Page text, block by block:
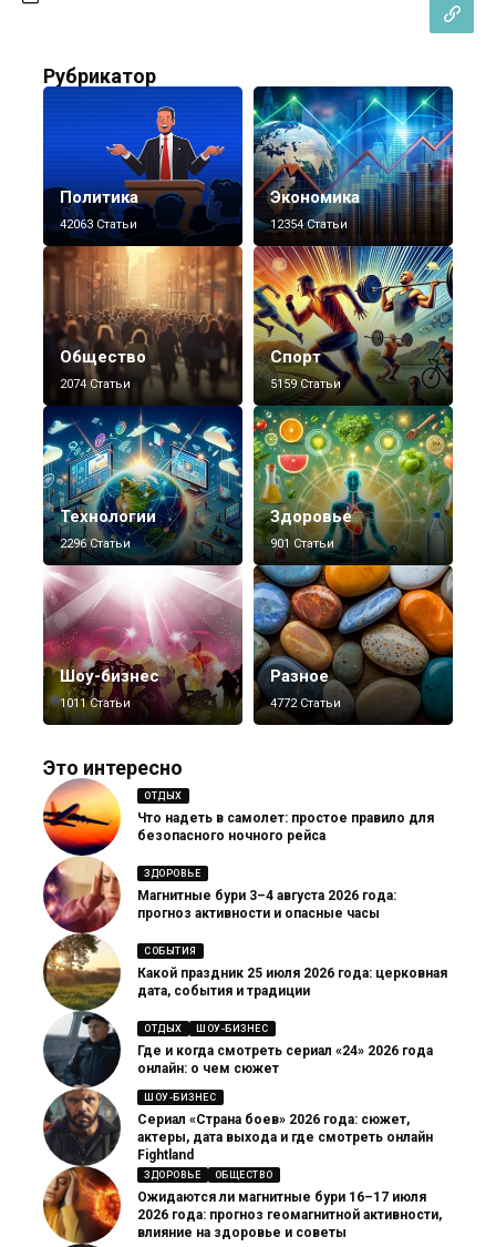
Рубрикатор
Политика
42063 Статьи
Экономика
12354 Статьи
Общество
2074 Статьи
Спорт
5159 Статьи
Технологии
2296 Статьи
Здоровье
901 Статьи
Шоу-бизнес
1011 Статьи
Разное
4772 Статьи
Это интересно
ОТДЫХ
Что надеть в самолет: простое правило для
безопасного ночного рейса
ЗДОРОВЬЕ
Магнитные бури 3–4 августа 2026 года:
прогноз активности и опасные часы
СОБЫТИЯ
Какой праздник 25 июля 2026 года: церковная
дата, события и традиции
ОТДЫХ ШОУ-БИЗНЕС
Где и когда смотреть сериал «24» 2026 года
онлайн: о чем сюжет
ШОУ-БИЗНЕС
Сериал «Страна боев» 2026 года: сюжет,
актеры, дата выхода и где смотреть онлайн
Fightland
ЗДОРОВЬЕ ОБЩЕСТВО
Ожидаются ли магнитные бури 16–17 июля
2026 года: прогноз геомагнитной активности,
влияние на здоровье и советы